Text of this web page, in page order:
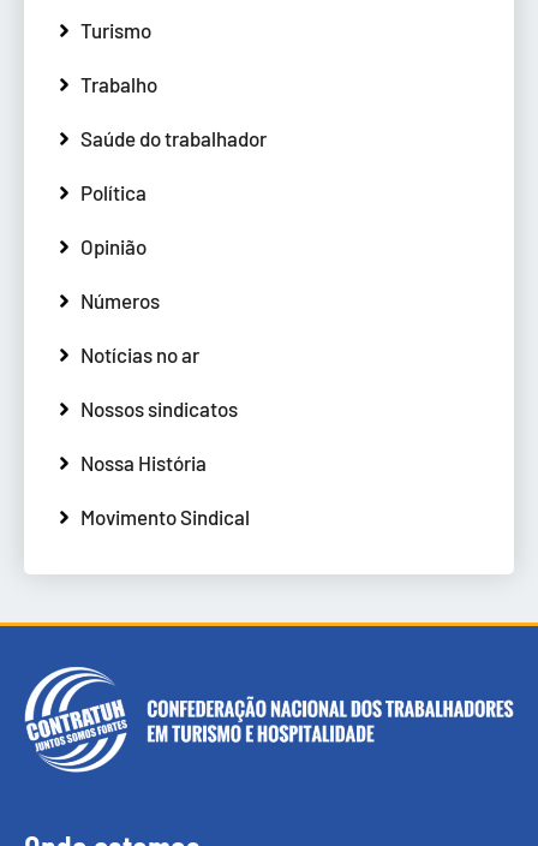
Turismo
Trabalho
Saúde do trabalhador
Política
Opinião
Números
Notícias no ar
Nossos sindicatos
Nossa História
Movimento Sindical